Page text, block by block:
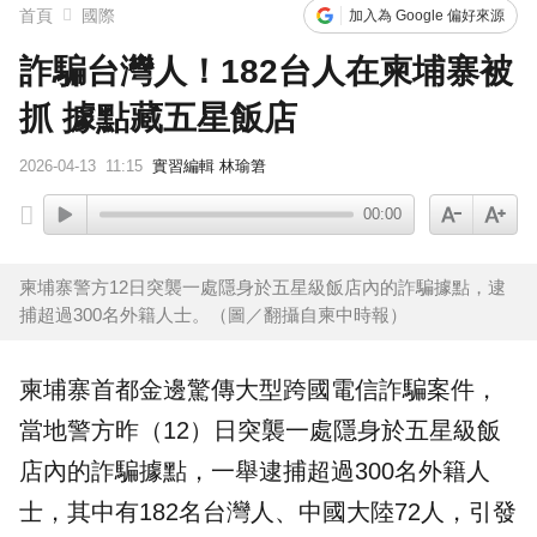
首頁 國際 加入為 Google 偏好來源
詐騙台灣人！182台人在柬埔寨被
抓 據點藏五星飯店
2026-04-13 11:15 實習編輯 林瑜䇹
00:00
柬埔寨警方12日突襲一處隱身於五星級飯店內的詐騙據點，逮
捕超過300名外籍人士。（圖／翻攝自柬中時報）
柬埔寨首都金邊驚傳大型跨國電信詐騙案件，
當地警方昨（12）日突襲一處隱身於五星級飯
店內的詐騙據點，一舉逮捕超過300名外籍人
士，其中有182名台灣人 、中國大陸72人，引發